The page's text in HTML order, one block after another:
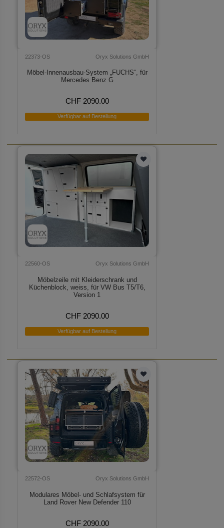
22373-OS Oryx Solutions GmbH
Möbel-Innenausbau-System „FUCHS“, für
Mercedes Benz G
CHF 2090.00
Verfügbar auf Bestellung
22560-OS Oryx Solutions GmbH
Möbelzeile mit Kleiderschrank und
Küchenblock, weiss, für VW Bus T5/T6,
Version 1
CHF 2090.00
Verfügbar auf Bestellung
22572-OS Oryx Solutions GmbH
Modulares Möbel- und Schlafsystem für
Land Rover New Defender 110
CHF 2090.00